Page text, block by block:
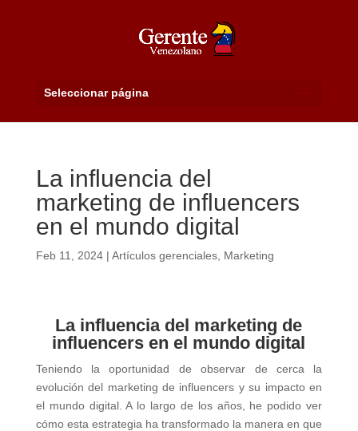
Seleccionar página
La influencia del
marketing de influencers
en el mundo digital
Feb 11, 2024| Artículos gerenciales, Marketing
La influencia del marketing de
influencers en el mundo digital
Teniendo la oportunidad de observar de cerca la
evolución del marketing de influencers y su impacto en
el mundo digital. A lo largo de los años, he podido ver
cómo esta estrategia ha transformado la manera en que